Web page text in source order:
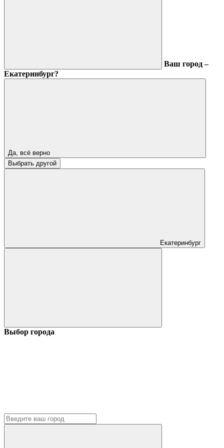
Ваш город –
Екатеринбург?
Да, всё верно
Выбрать другой
Екатеринбург
Выбор города